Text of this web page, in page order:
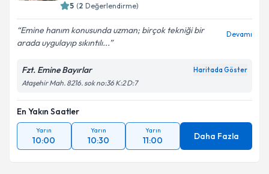
5 (2 Değerlendirme)
Emine hanım konusunda uzman; birçok tekniği bir
arada uygulayıp sıkıntılı...
Devamı
Fzt. Emine Bayırlar Haritada Göster
Ataşehir Mah. 8216. sok no:36 K:2 D:7
En Yakın Saatler
Yarın
10:00
Yarın
10:30
Yarın
11:00 Daha Fazla